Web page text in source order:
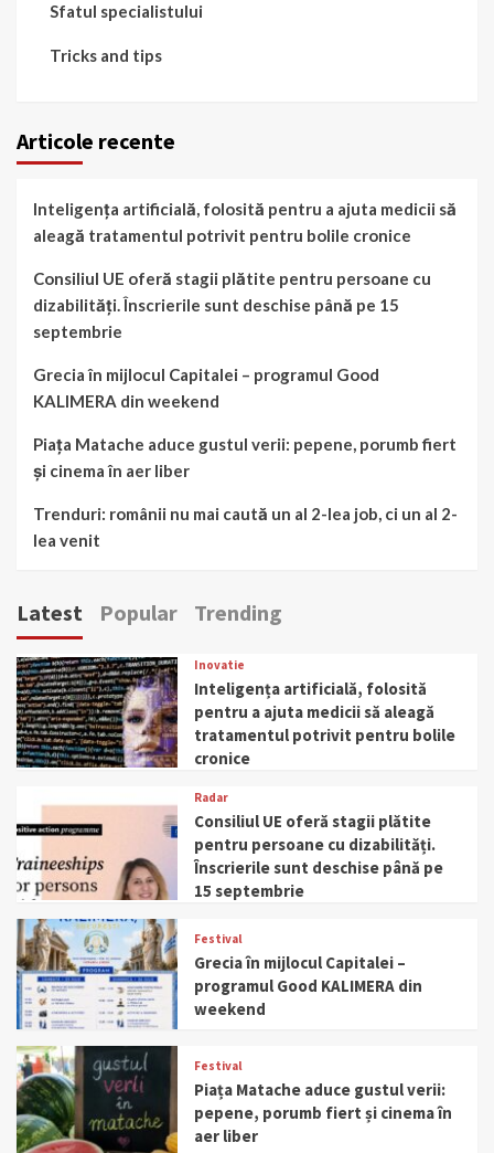
Sfatul specialistului
Tricks and tips
Articole recente
Inteligența artificială, folosită pentru a ajuta medicii să
aleagă tratamentul potrivit pentru bolile cronice
Consiliul UE oferă stagii plătite pentru persoane cu
dizabilități. Înscrierile sunt deschise până pe 15
septembrie
Grecia în mijlocul Capitalei – programul Good
KALIMERA din weekend
Piața Matache aduce gustul verii: pepene, porumb fiert
și cinema în aer liber
Trenduri: românii nu mai caută un al 2-lea job, ci un al 2-
lea venit
Latest Popular Trending
Inovatie
Inteligența artificială, folosită
pentru a ajuta medicii să aleagă
tratamentul potrivit pentru bolile
cronice
Radar
Consiliul UE oferă stagii plătite
pentru persoane cu dizabilități.
Înscrierile sunt deschise până pe
15 septembrie
Festival
Grecia în mijlocul Capitalei –
programul Good KALIMERA din
weekend
Festival
Piața Matache aduce gustul verii:
pepene, porumb fiert și cinema în
aer liber